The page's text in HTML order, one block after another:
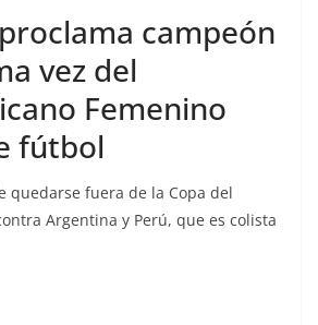
campeón
vez del
Femenino
fútbol
quedarse fuera de la Copa del
Argentina y Perú, que es colista